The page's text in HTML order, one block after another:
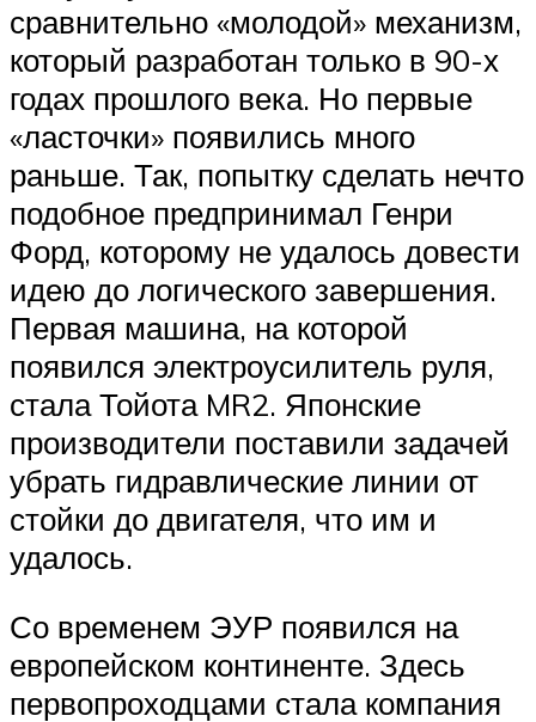
сравнительно «молодой» механизм,
который разработан только в 90-х
годах прошлого века. Но первые
«ласточки» появились много
раньше. Так, попытку сделать нечто
подобное предпринимал Генри
Форд, которому не удалось довести
идею до логического завершения.
Первая машина, на которой
появился электроусилитель руля,
стала Тойота MR2. Японские
производители поставили задачей
убрать гидравлические линии от
стойки до двигателя, что им и
удалось.
Со временем ЭУР появился на
европейском континенте. Здесь
первопроходцами стала компания